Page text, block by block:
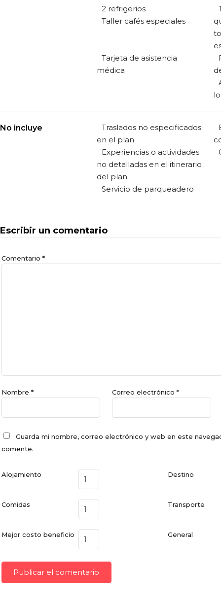
2 refrigerios
Taller cafés especiales
Tarjeta de asistencia
médica
No incluye
Traslados no especificados
en el plan
Experiencias o actividades
no detalladas en el itinerario
del plan
Servicio de parqueadero
Escribir un comentario
Comentario *
Nombre * Correo electrónico*
Guarda mi nombre, correo electrónico y web en este
comente.
Alojamiento Destino
Comidas Transporte
Mejor costo beneficio General